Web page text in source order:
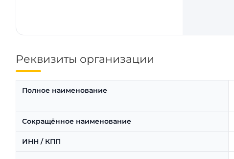
Реквизиты организации
Полное наименование
Сокращённое наименование
ИНН / КПП